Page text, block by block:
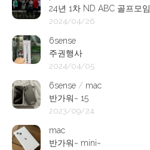
24년 1차 ND ABC 골프모임
2024/04/26
6sense
주권행사
2024/04/05
6sense / mac
반가워~ 15
2023/09/24
mac
반가워~ mini~